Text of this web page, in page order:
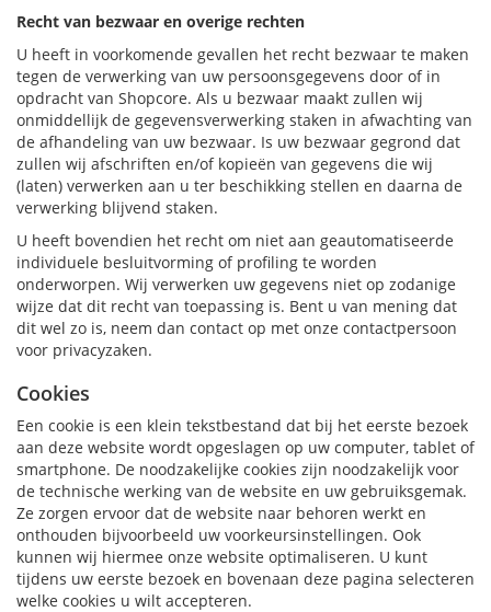
Recht van bezwaar en overige rechten
U heeft in voorkomende gevallen het recht bezwaar te maken
tegen de verwerking van uw persoonsgegevens door of in
opdracht van Shopcore. Als u bezwaar maakt zullen wij
onmiddellijk de gegevensverwerking staken in afwachting van
de afhandeling van uw bezwaar. Is uw bezwaar gegrond dat
zullen wij afschriften en/of kopieën van gegevens die wij
(laten) verwerken aan u ter beschikking stellen en daarna de
verwerking blijvend staken.
U heeft bovendien het recht om niet aan geautomatiseerde
individuele besluitvorming of profiling te worden
onderworpen. Wij verwerken uw gegevens niet op zodanige
wijze dat dit recht van toepassing is. Bent u van mening dat
dit wel zo is, neem dan contact op met onze contactpersoon
voor privacyzaken.
Cookies
Een cookie is een klein tekstbestand dat bij het eerste bezoek
aan deze website wordt opgeslagen op uw computer, tablet of
smartphone. De noodzakelijke cookies zijn noodzakelijk voor
de technische werking van de website en uw gebruiksgemak.
Ze zorgen ervoor dat de website naar behoren werkt en
onthouden bijvoorbeeld uw voorkeursinstellingen. Ook
kunnen wij hiermee onze website optimaliseren. U kunt
tijdens uw eerste bezoek en bovenaan deze pagina selecteren
welke cookies u wilt accepteren.